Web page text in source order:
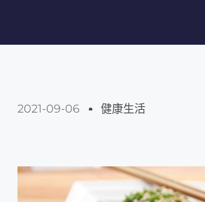
2021-09-06 健康生活